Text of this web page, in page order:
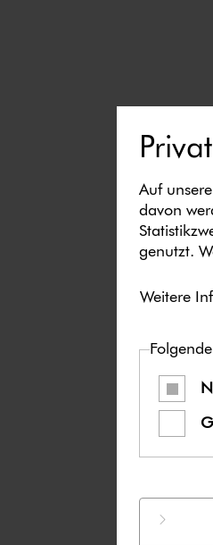
Auf
davon
genutzt.
Weitere